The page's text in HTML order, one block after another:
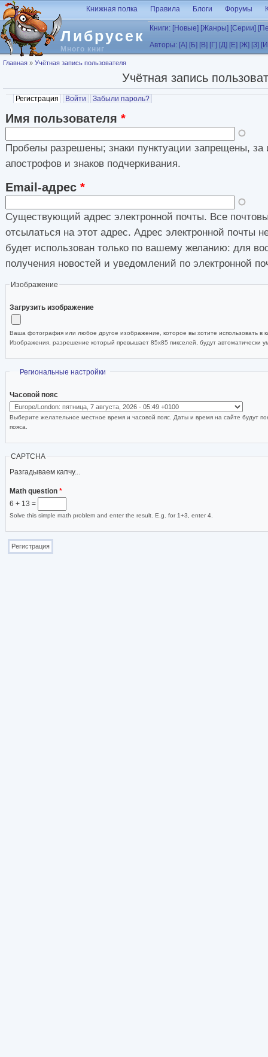
Перейти к основному содержанию
Либрусек
Много книг
Книжная полка Правила Блоги Форумы
Книги: [Новые] [Жанры] [Серии]
Авторы: [А] [Б] [В] [Г] [Д] [Е] [Ж] [З]
Вы здесь
Главная » Учётная запись пользователя
Учётная запись
Главные вкладки
Регистрация (активная вкладка)
Войти Забыли пароль?
Имя пользователя *
Пробелы разрешены; знаки пунктуации запрещены, за
апострофов и знаков подчеркивания.
Email-адрес *
Существующий адрес электронной почты. Все
отсылаться на этот адрес. Адрес электронной почты
будет использован только по вашему желанию: для
получения новостей и уведомлений по электронной
Изображение
Загрузить изображение
Ваша фотография или любое другое изображение, которое вы хотите использовать в
Изображения, разрешение который превышает 85x85 пикселей, будут автоматически
Скрыть
Региональные настройки
Часовой пояс
Выберите желательное местное время и часовой пояс. Даты и время на сайте будут
пояса.
CAPTCHA
Разгадываем капчу...
Math question *
6 + 13 =
Solve this simple math problem and enter the result. E.g. for 1+3, enter 4.